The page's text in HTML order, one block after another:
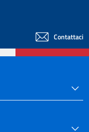
Contattaci